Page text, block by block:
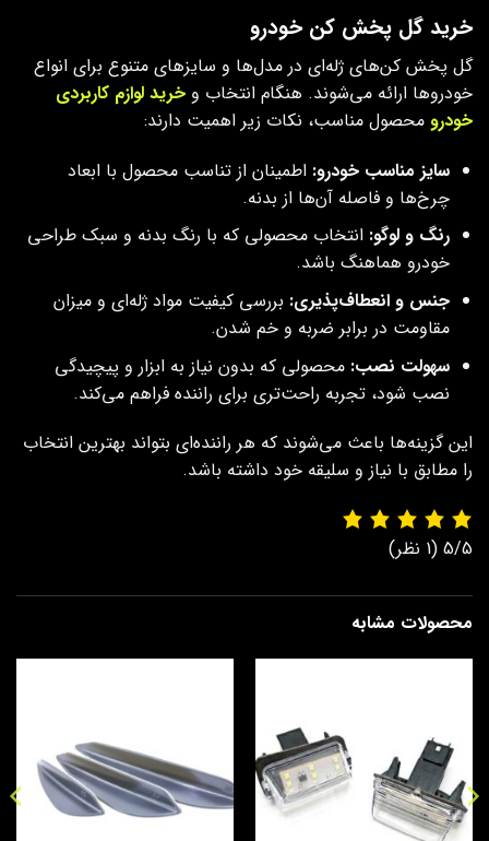
خرید گل پخش کن خودرو
گل پخش کن‌های ژله‌ای در مدل‌ها و سایزهای متنوع برای انواع
خودروها ارائه می‌شوند. هنگام انتخاب و خرید لوازم کاربردی
خودرو محصول مناسب، نکات زیر اهمیت دارند:
سایز مناسب خودرو: اطمینان از تناسب محصول با ابعاد
چرخ‌ها و فاصله آن‌ها از بدنه.
رنگ و لوگو: انتخاب محصولی که با رنگ بدنه و سبک طراحی
خودرو هماهنگ باشد.
جنس و انعطاف‌پذیری: بررسی کیفیت مواد ژله‌ای و میزان
مقاومت در برابر ضربه و خم شدن.
سهولت نصب: محصولی که بدون نیاز به ابزار و پیچیدگی
نصب شود، تجربه راحت‌تری برای راننده فراهم می‌کند.
این گزینه‌ها باعث می‌شوند که هر راننده‌ای بتواند بهترین انتخاب
را مطابق با نیاز و سلیقه خود داشته باشد.
5/5 (1 نظر)
محصولات مشابه